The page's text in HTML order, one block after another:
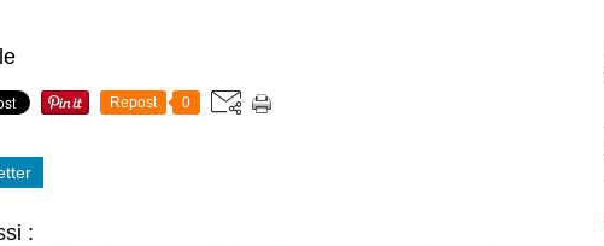
Repost 0
: